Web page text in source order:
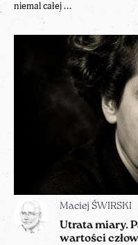
niemal całej ...
Maciej ŚWIRSKI
Utrata miary.
wartości